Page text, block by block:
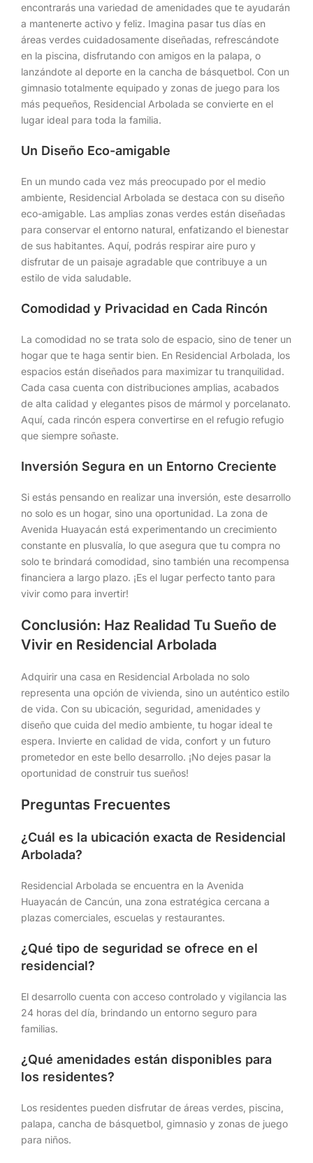
encontrarás una variedad de amenidades que te ayudarán
a mantenerte activo y feliz. Imagina pasar tus días en
áreas verdes cuidadosamente diseñadas, refrescándote
en la piscina, disfrutando con amigos en la palapa, o
lanzándote al deporte en la cancha de básquetbol. Con un
gimnasio totalmente equipado y zonas de juego para los
más pequeños, Residencial Arbolada se convierte en el
lugar ideal para toda la familia.
Un Diseño Eco-amigable
En un mundo cada vez más preocupado por el medio
ambiente, Residencial Arbolada se destaca con su diseño
eco-amigable. Las amplias zonas verdes están diseñadas
para conservar el entorno natural, enfatizando el bienestar
de sus habitantes. Aquí, podrás respirar aire puro y
disfrutar de un paisaje agradable que contribuye a un
estilo de vida saludable.
Comodidad y Privacidad en Cada Rincón
La comodidad no se trata solo de espacio, sino de tener un
hogar que te haga sentir bien. En Residencial Arbolada, los
espacios están diseñados para maximizar tu tranquilidad.
Cada casa cuenta con distribuciones amplias, acabados
de alta calidad y elegantes pisos de mármol y porcelanato.
Aquí, cada rincón espera convertirse en el refugio refugio
que siempre soñaste.
Inversión Segura en un Entorno Creciente
Si estás pensando en realizar una inversión, este desarrollo
no solo es un hogar, sino una oportunidad. La zona de
Avenida Huayacán está experimentando un crecimiento
constante en plusvalía, lo que asegura que tu compra no
solo te brindará comodidad, sino también una recompensa
financiera a largo plazo. ¡Es el lugar perfecto tanto para
vivir como para invertir!
Conclusión: Haz Realidad Tu Sueño de
Vivir en Residencial Arbolada
Adquirir una casa en Residencial Arbolada no solo
representa una opción de vivienda, sino un auténtico estilo
de vida. Con su ubicación, seguridad, amenidades y
diseño que cuida del medio ambiente, tu hogar ideal te
espera. Invierte en calidad de vida, confort y un futuro
prometedor en este bello desarrollo. ¡No dejes pasar la
oportunidad de construir tus sueños!
Preguntas Frecuentes
¿Cuál es la ubicación exacta de Residencial
Arbolada?
Residencial Arbolada se encuentra en la Avenida
Huayacán de Cancún, una zona estratégica cercana a
plazas comerciales, escuelas y restaurantes.
¿Qué tipo de seguridad se ofrece en el
residencial?
El desarrollo cuenta con acceso controlado y vigilancia las
24 horas del día, brindando un entorno seguro para
familias.
¿Qué amenidades están disponibles para
los residentes?
Los residentes pueden disfrutar de áreas verdes, piscina,
palapa, cancha de básquetbol, gimnasio y zonas de juego
para niños.